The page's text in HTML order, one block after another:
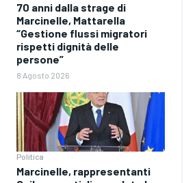
70 anni dalla strage di
Marcinelle, Mattarella
“Gestione flussi migratori
rispetti dignità delle
persone”
8 Agosto 2026
Politica
Marcinelle, rappresentanti